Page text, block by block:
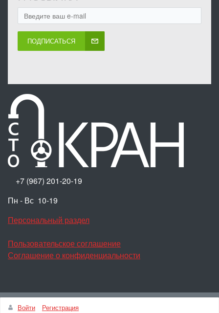
ПОДПИСАТЬСЯ
+7 (967) 201-20-19
Пн - Вс 10-19
Персональный раздел
Пользовательское соглашение
Соглашение о конфиденциальности
Наверх
Войти Регистрация